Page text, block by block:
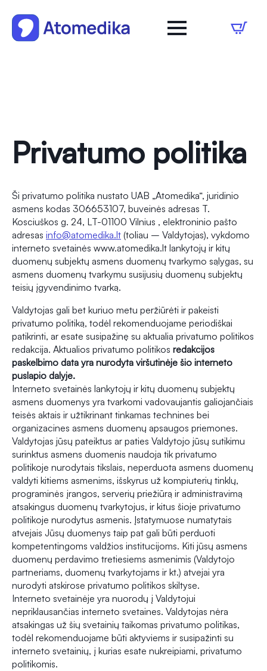
Privatumo politika
Ši privatumo politika nustato UAB „Atomedika“, juridinio
asmens kodas 306653107, buveinės adresas T.
Kosciuškos g. 24, LT-01100 Vilnius , elektroninio pašto
adresas info@atomedika.lt (toliau – Valdytojas), vykdomo
interneto svetainės www.atomedika.lt lankytojų ir kitų
duomenų subjektų asmens duomenų tvarkymo sąlygas, su
asmens duomenų tvarkymu susijusių duomenų subjektų
teisių įgyvendinimo tvarką.
Valdytojas gali bet kuriuo metu peržiūrėti ir pakeisti
privatumo politiką, todėl rekomenduojame periodiškai
patikrinti, ar esate susipažinę su aktualia privatumo politikos
redakcija. Aktualios privatumo politikos redakcijos
paskelbimo data yra nurodyta viršutinėje šio interneto
puslapio dalyje.
Interneto svetainės lankytojų ir kitų duomenų subjektų
asmens duomenys yra tvarkomi vadovaujantis galiojančiais
teisės aktais ir užtikrinant tinkamas technines bei
organizacines asmens duomenų apsaugos priemones.
Valdytojas jūsų pateiktus ar paties Valdytojo jūsų sutikimu
surinktus asmens duomenis naudoja tik privatumo
politikoje nurodytais tikslais, neperduota asmens duomenų
valdyti kitiems asmenims, išskyrus už kompiuterių tinklų,
programinės įrangos, serverių priežiūrą ir administravimą
atsakingus duomenų tvarkytojus, ir kitus šioje privatumo
politikoje nurodytus asmenis. Įstatymuose numatytais
atvejais Jūsų duomenys taip pat gali būti perduoti
kompetentingoms valdžios institucijoms. Kiti jūsų asmens
duomenų perdavimo tretiesiems asmenimis (Valdytojo
partneriams, duomenų tvarkytojams ir kt.) atvejai yra
nurodyti atskirose privatumo politikos skiltyse.
Interneto svetainėje yra nuorodų į Valdytojui
nepriklausančias interneto svetaines. Valdytojas nėra
atsakingas už šių svetainių taikomas privatumo politikas,
todėl rekomenduojame būti aktyviems ir susipažinti su
interneto svetainių, į kurias esate nukreipiami, privatumo
politikomis.